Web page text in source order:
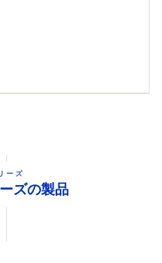
ーズ
ズの製品